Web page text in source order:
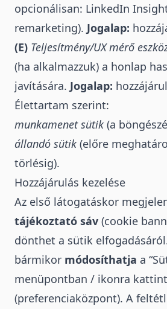
opcionálisan: LinkedIn
remarketing). Jogalap:
(E) Teljesítmény/UX mérő
(ha alkalmazzuk) a honlap
javítására. Jogalap:
Élettartam szerint:
munkamenet sütik (a
állandó sütik (előre
törlésig).
Hozzájárulás kezelése
Az első látogatáskor
tájékoztató sáv (cookie
dönthet a sütik
bármikor módosíthatja a
menüpontban / ikonra
(preferenciaközpont). A